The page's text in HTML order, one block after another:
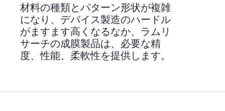
材料の種類とパターン形状が複雑
になり、デバイス製造のハードル
がますます高くなるなか、ラムリ
サーチの成膜製品は、必要な精
度、性能、柔軟性を提供します。